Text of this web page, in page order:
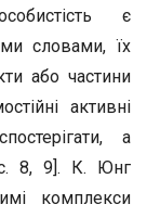
є
словами, їх
або частини
активні
а
8, 9]. К. Юнг
комплекси